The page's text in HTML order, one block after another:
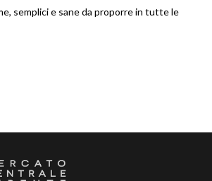
semplici e sane da proporre in tutte le